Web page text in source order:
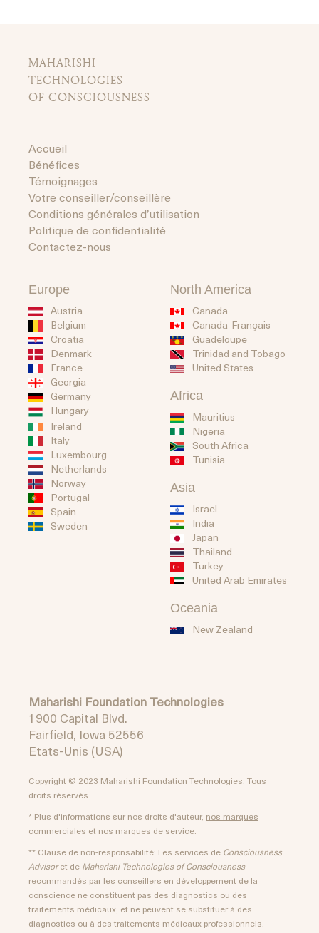
MAHARISHI
TECHNOLOGIES
OF CONSCIOUSNESS
Accueil
Bénéfices
Témoignages
Votre conseiller/conseillère
Conditions générales d’utilisation
Politique de confidentialité
Contactez-nous
Europe
Austria
Belgium
Croatia
Denmark
France
Georgia
Germany
Hungary
Ireland
Italy
Luxembourg
Netherlands
Norway
Portugal
Spain
Sweden
North America
Canada
Canada-Français
Guadeloupe
Trinidad and Tobago
United States
Africa
Mauritius
Nigeria
South Africa
Tunisia
Asia
Israel
India
Japan
Thailand
Turkey
United Arab Emirates
Oceania
New Zealand
Maharishi Foundation Technologies
1900 Capital Blvd.
Fairfield, Iowa 52556
Etats-Unis (USA)
Copyright © 2023 Maharishi Foundation Technologies. Tous
droits réservés.
* Plus d'informations sur nos droits d'auteur, nos marques
commerciales et nos marques de service.
** Clause de non-responsabilité: Les services de Consciousness
Advisoret de Maharishi Technologies of Consciousness
recommandés par les conseillers en développement de la
conscience ne constituent pas des diagnostics ou des
traitements médicaux, et ne peuvent se substituer à des
diagnostics ou à des traitements médicaux professionnels.